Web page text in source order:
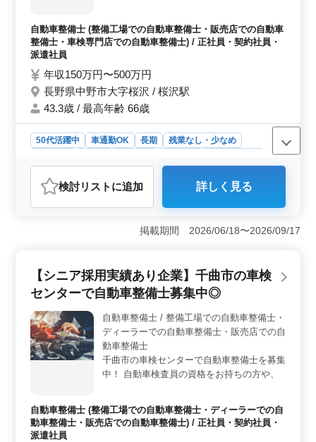
検整備 ・部品の交換、取付け、補修業務等
【備考】 ・車通勤可能（無料駐車場完備）
・社会保険完備 ・交通費支給あり ＊40
車整備士お持ちの方歓迎致します。 ＊まず
はお気軽にご応募ください!
自動車整備士 (整備工場での自動車整備士・販売店での自動車
整備士・車検専門店での自動車整備士) / 正社員・契約社員・
派遣社員
年収150万円〜500万円
長野県中野市大字桜沢 / 桜沢駅
43.3歳 / 最高年齢 66歳
50代活躍中 車通勤OK 長期
残業なし・少なめ
おすすめポイント
＜経験豊富な方が活躍できる環境＞ 整備工場におい
て、40代以上のベテラン経験者が活躍しています。平均
年齢43.3歳という点からも、経験を持つ方々が安心して
働ける環境が整っています。また、最高年齢が66歳とい
で、無料駐車場が完備されています。交通費も支給され
るため、通勤にかかる負担を軽減することができます。
す。さらに、隔週土曜日と日曜日が休みというシフト制
で、夏季休業や年末年始、GW休暇も取得できるため、プ
ライベートの時間もしっかり確保できます。 ＜幅広
い業務範囲＞ 国産の普通乗用車を中心に、点検整備や
車検整備などの業務を行います。また、部品の交換や取
活かして仕事に取り組むことができます。
検討リスト に追加 詳しく見る
掲載期間 2026/06/18〜2026/09/17
【シニア採用実績あり企業】千曲市の車検
センターで自動車整備士募集中◎
自動車整備士 / 整備工場での自動車整備士・
ディーラーでの自動車整備士・販売店での自
動車整備士
千曲市の車検センターで自動車整備士を募集
中！ 自動車検査員の資格をお持ちの方や、
お仕事内容〜 ◎自動車整備、検査員業務全
般 ・故障診断、修理、検査業務 ・点検、修
理 等 〜特徴〜 ◎50代以上も活躍中 ◎マイ
自動車整備士 (整備工場での自動車整備士・ディーラーでの自
動車整備士・販売店での自動車整備士) / 正社員・契約社員・
派遣社員